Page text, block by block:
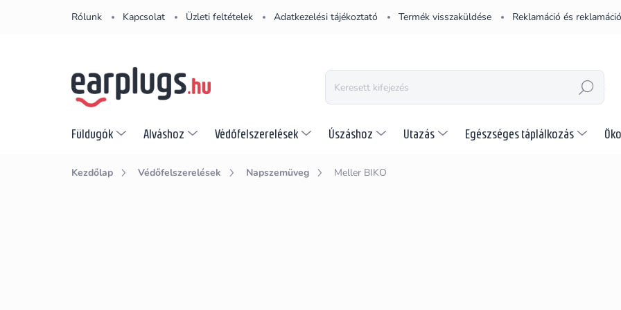
Rólunk Kapcsolat Üzleti feltételek Adatkezelési tájékoztató Termék visszaküldése Reklamáció és
KERESÉS
Füldugók Alváshoz Védőfelszerelések Úszáshoz Utazás Egészséges táplálkozás
Kezdőlap Védőfelszerelések Napszemüveg Meller BIKO